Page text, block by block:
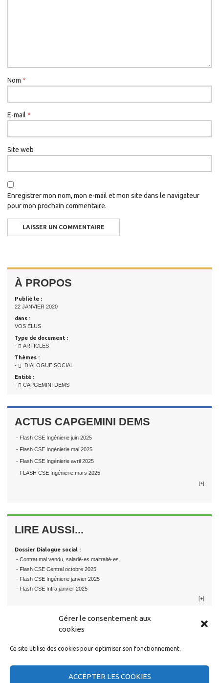
Gérer le consentement aux
cookies
Ce site utilise des cookies pour optimiser son fonctionnement.
ACCEPTER LES COOKIES
Nom *
E-mail *
Site web
Enregistrer mon nom, mon e-mail et mon site dans le navigateur
pour mon prochain commentaire.
À PROPOS
Publié le :
22 JANVIER 2020
dans :
VOS ÉLUS
Type de document :
-
ARTICLES
Thèmes :
-
DIALOGUE SOCIAL
Entité :
-
CAPGEMINI DEMS
ACTUS CAPGEMINI DEMS
- Flash CSE Ingénierie juin 2025
- Flash CSE Ingénierie mai 2025
- Flash CSE Ingénierie avril 2025
- FLASH CSE Ingénierie mars 2025
[+]
LIRE AUSSI...
Dossier Dialogue social :
- Contrat mal vendu, salarié·es maltraité·es
- Flash CSE Central octobre 2025
- Flash CSE Ingénierie janvier 2025
- Flash CSE Infra janvier 2025
[+]
RESTER EN CONTACT